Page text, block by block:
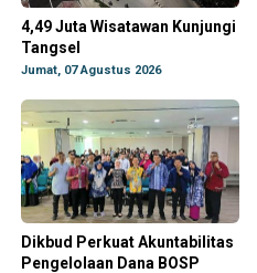
4,49 Juta Wisatawan Kunjungi
Tangsel
Jumat, 07 Agustus 2026
Dikbud Perkuat Akuntabilitas
Pengelolaan Dana BOSP